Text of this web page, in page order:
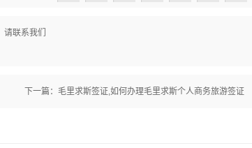
联系我们
下一篇： 毛里求斯签证,如何办理毛里求斯个人商务旅游签证